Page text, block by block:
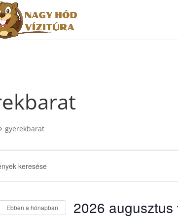
gyerekbarat
Ebben a hónapban 2026 augusztus